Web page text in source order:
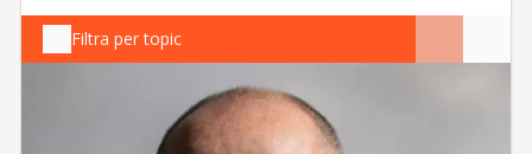
Filtra per topic